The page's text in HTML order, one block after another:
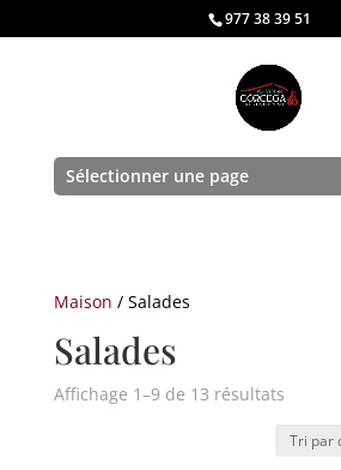
977 38 39 51
Sélectionner une page
Maison / Salades
Salades
Affichage 1–9 de 13 résultats